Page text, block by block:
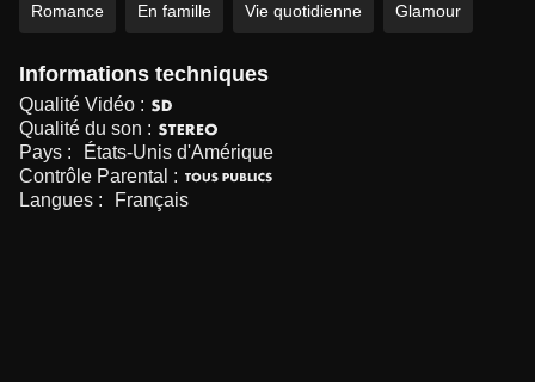
Romance En famille Vie quotidienne Glamour
Informations techniques
Qualité Vidéo :
Qualité du son :
Pays :
États-Unis d'Amérique
Contrôle Parental :
Langues :
Français